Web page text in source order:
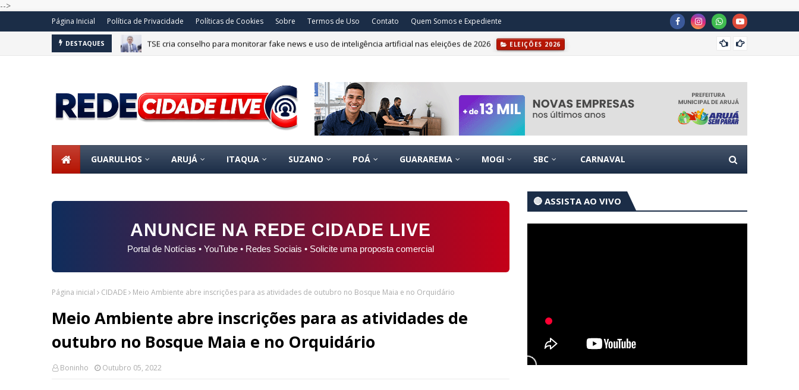
-->
Página Inicial Política de Privacidade Políticas de Cookies Sobre Termos de Uso Contato Quem Somos e Expediente
DESTAQUES TSE cria conselho para monitorar fake news e uso de inteligência artificial nas eleições de 2026 ELEIÇÕES 2026
GUARULHOS ARUJÁ ITAQUA SUZANO POÁ GUARAREMA MOGI SBC CARNAVAL
ANUNCIE NA REDE CIDADE LIVE
Portal de Notícias • YouTube • Redes Sociais • Solicite uma proposta comercial
Página inicial CIDADE Meio Ambiente abre inscrições para as atividades de outubro no Bosque Maia e no Orquidário
Meio Ambiente abre inscrições para as atividades de
outubro no Bosque Maia e no Orquidário
Boninho Outubro 05, 2022
🔴 ASSISTA AO VIVO